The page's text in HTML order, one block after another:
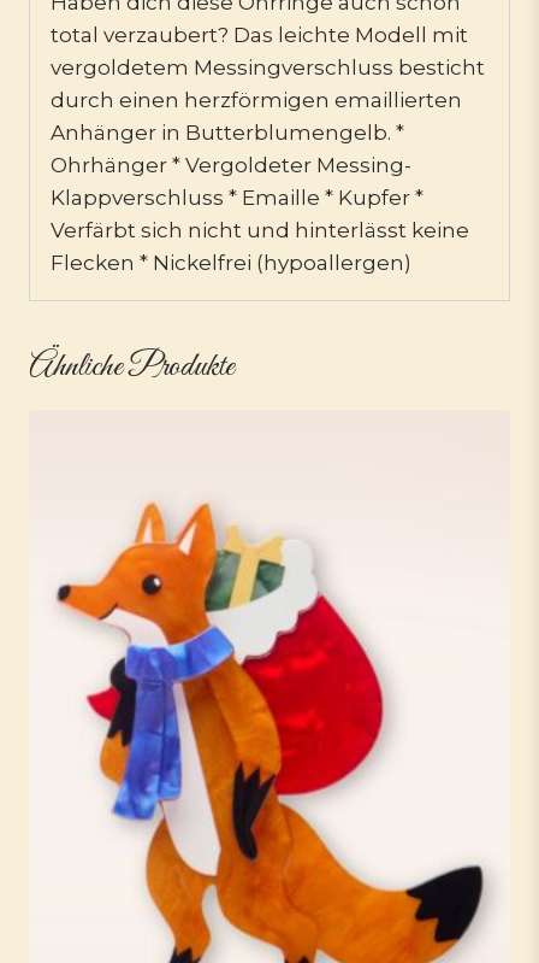
total verzaubert? Das leichte Modell mit
vergoldetem Messingverschluss besticht
durch einen herzförmigen emaillierten
Anhänger in Butterblumengelb. *
Ohrhänger * Vergoldeter Messing-
Klappverschluss * Emaille * Kupfer *
Verfärbt sich nicht und hinterlässt keine
Flecken * Nickelfrei (hypoallergen)
Ähnliche Produkte